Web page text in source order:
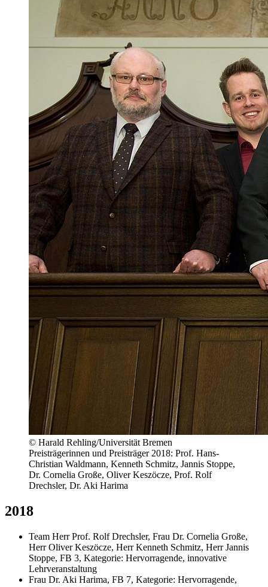
© Harald Rehling/Universität Bremen
Preisträgerinnen und Preisträger 2018: Prof. Hans-
Christian Waldmann, Kenneth Schmitz, Jannis Stoppe,
Dr. Cornelia Große, Oliver Keszöcze, Prof. Rolf
Drechsler, Dr. Aki Harima
2018
Team Herr Prof. Rolf Drechsler, Frau Dr. Cornelia Große,
Herr Oliver Keszöcze, Herr Kenneth Schmitz, Herr Jannis
Stoppe, FB 3, Kategorie: Hervorragende, innovative
Lehrveranstaltung
Frau Dr. Aki Harima, FB 7, Kategorie: Hervorragende,